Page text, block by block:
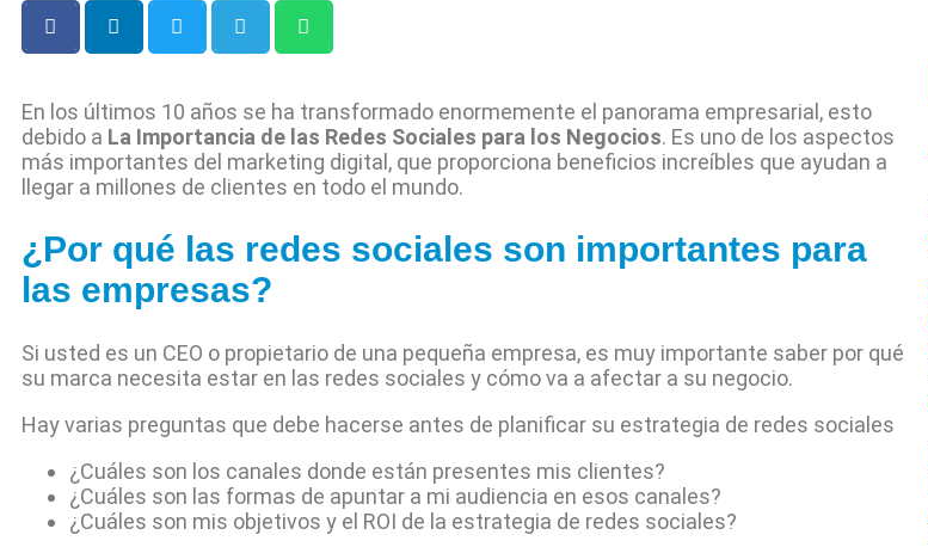
En los últimos 10 años se ha transformado enormemente el panorama empresarial, esto
debido a La Importancia de las Redes Sociales para los Negocios. Es uno de los aspectos
más importantes del marketing digital, que proporciona beneficios increíbles que ayudan a
llegar a millones de clientes en todo el mundo.
¿Por qué las redes sociales son importantes para
las empresas?
Si usted es un CEO o propietario de una pequeña empresa, es muy importante saber por qué
su marca necesita estar en las redes sociales y cómo va a afectar a su negocio.
Hay varias preguntas que debe hacerse antes de planificar su estrategia de redes sociales
¿Cuáles son los canales donde están presentes mis clientes?
¿Cuáles son las formas de apuntar a mi audiencia en esos canales?
¿Cuáles son mis objetivos y el ROI de la estrategia de redes sociales?